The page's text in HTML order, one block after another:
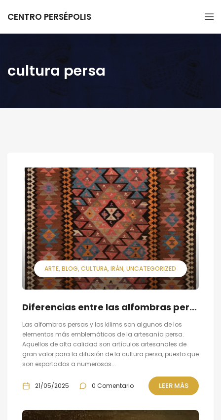
CENTRO PERSÉPOLIS
cultura persa
ARTE BLOG CULTURA IRÁN UNCATEGORIZED
Diferencias entre las alfombras persas y los kilims
Las alfombras persas y los kilims son algunos de los
elementos más emblemáticos de la artesanía persa.
Aquellos de alta calidad son artículos artesanales de
gran valor para la difusión de la cultura persa, puesto que
son exportados a numerosos...
21/05/2025 0 Comentario LEER MÁS